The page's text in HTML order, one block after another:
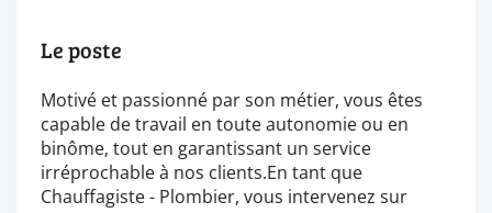
Le poste
Motivé et passionné par son métier, vous êtes
capable de travail en toute autonomie ou en
binôme, tout en garantissant un service
irréprochable à nos clients.En tant que
Chauffagiste - Plombier, vous intervenez sur